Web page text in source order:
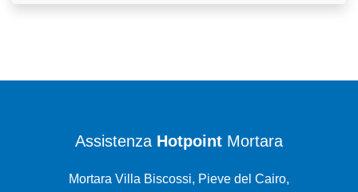
Assistenza Hotpoint Mortara
Mortara Villa Biscossi, Pieve del Cairo,